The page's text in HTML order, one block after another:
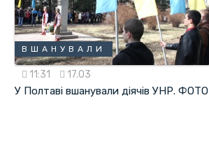
ВШАНУВАЛИ
11:31 17.03
У Полтаві вшанували діячів УНР. ФОТО